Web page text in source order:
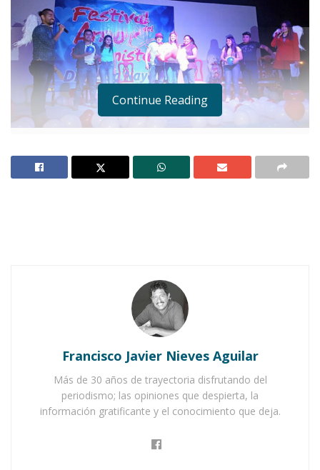
IXTLÁN DEL RÍO.-
Un éxito total, pero en grado
como lo es el licenciado Fernando Dufor.
Ahuacatlán celebrá el día de Reyes con rosca y
chocolate
Buena tarde taurina en Ahuacatlán
Y bueno, sin el afán de exagerar, se calcula que
Continue Reading
Francisco Javier Nieves Aguilar
Más de 30 años de trayectoria disfrutando del
periodismo; las opiniones que despierta, la
información gratificante y el conocimiento que deja.